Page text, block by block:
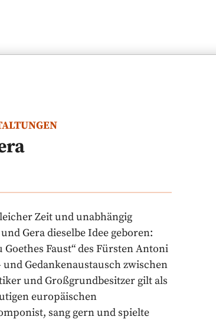
Zeit und unabhängig
Gera dieselbe Idee geboren:
Faust“ des Fürsten Antoni
Gedankenaustausch zwischen
und Großgrundbesitzer gilt als
europäischen
sang gern und spielte